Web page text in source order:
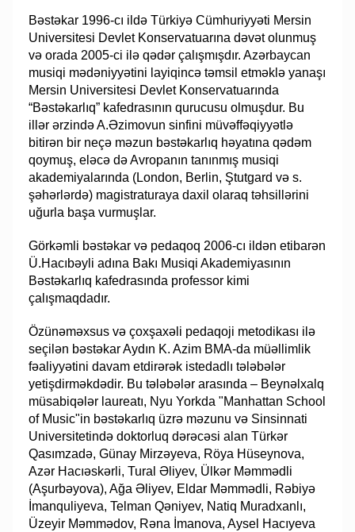
Bəstəkar 1996-cı ildə Türkiyə Cümhuriyyəti Mersin
Universitesi Devlet Konservatuarına dəvət olunmuş
və orada 2005-ci ilə qədər çalışmışdır. Azərbaycan
musiqi mədəniyyətini layiqincə təmsil etməklə yanaşı
Mersin Universitesi Devlet Konservatuarında
“Bəstəkarlıq” kafedrasının qurucusu olmuşdur. Bu
illər ərzində A.Əzimovun sinfini müvəffəqiyyətlə
bitirən bir neçə məzun bəstəkarlıq həyatına qədəm
qoymuş, eləcə də Avropanın tanınmış musiqi
akademiyalarında (London, Berlin, Ştutgard və s.
şəhərlərdə) magistraturaya daxil olaraq təhsillərini
uğurla başa vurmuşlar.
Görkəmli bəstəkar və pedaqoq 2006-cı ildən etibarən
Ü.Hacıbəyli adına Bakı Musiqi Akademiyasının
Bəstəkarlıq kafedrasında professor kimi
çalışmaqdadır.
​Özünəməxsus və çoxşaxəli pedaqoji metodikası ilə
seçilən bəstəkar Aydın K. Azim BMA-da müəllimlik
fəaliyyətini davam etdirərək istedadlı tələbələr
yetişdirməkdədir. Bu tələbələr arasında – Beynəlxalq
müsabiqələr laureatı, Nyu Yorkda "Manhattan School
of Music"in bəstəkarlıq üzrə məzunu və Sinsinnati
Universitetində doktorluq dərəcəsi alan Türkər
Qasımzadə, Günay Mirzəyeva, Röya Hüseynova,
Azər Hacıəskərli, Tural Əliyev, Ülkər Məmmədli
(Aşurbəyova), Ağa Əliyev, Eldar Məmmədli, Rəbiyə
İmanquliyeva, Telman Qəniyev, Natiq Muradxanlı,
Üzeyir Məmmədov, Rəna İmanova, Aysel Hacıyeva